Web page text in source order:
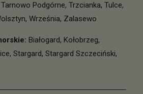
Tarnowo Podgórne, Trzcianka, Tulce,
, Września, Zalasewo
: Białogard, Kołobrzeg,
, Stargard, Stargard Szczeciński,